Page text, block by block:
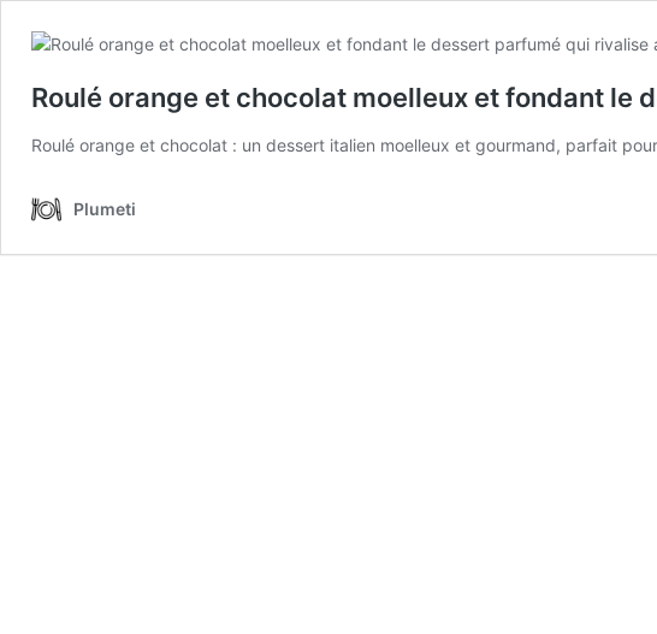
Roulé orange et chocolat moelleux et fondant
Roulé orange et chocolat : un dessert italien moelleux et gourmand, parfait
Plumeti